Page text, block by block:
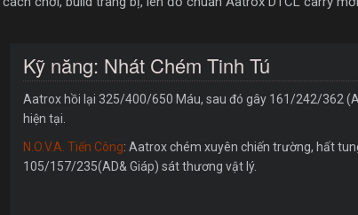
Kỹ năng: Nhát Chém Tinh Tú
Aatrox hồi lại 325/400/650 Máu, sau đó gây 161/242/362
hiện tại.
N.O.V.A. Tiến Công: Aatrox chém xuyên chiến trường, hất
105/157/235(AD& Giáp) sát thương vật lý.